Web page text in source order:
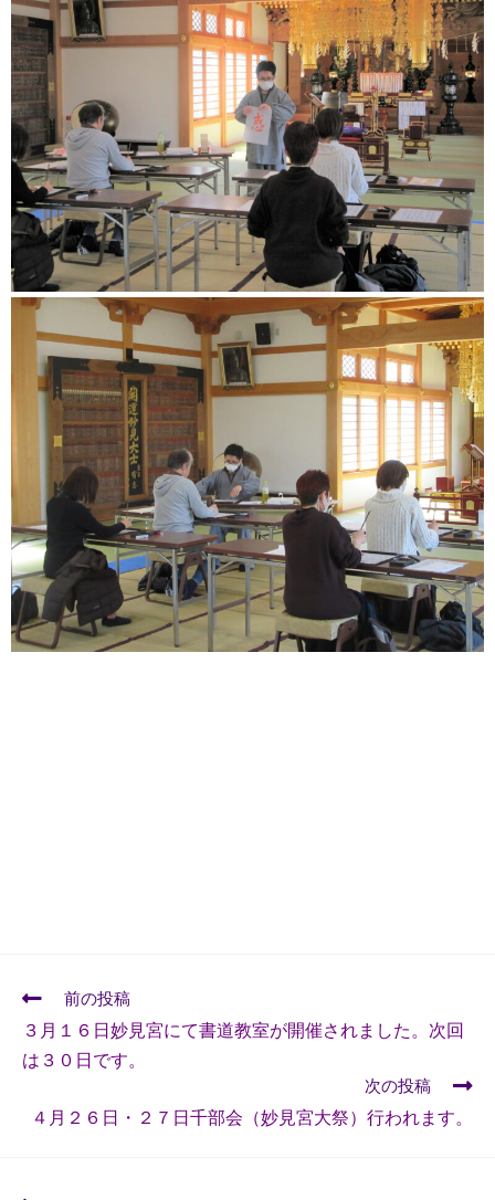
前の投稿
３月１６日妙見宮にて書道教室が開催されました。次回
は３０日です。
次の投稿
４月２６日・２７日千部会（妙見宮大祭）行われます。